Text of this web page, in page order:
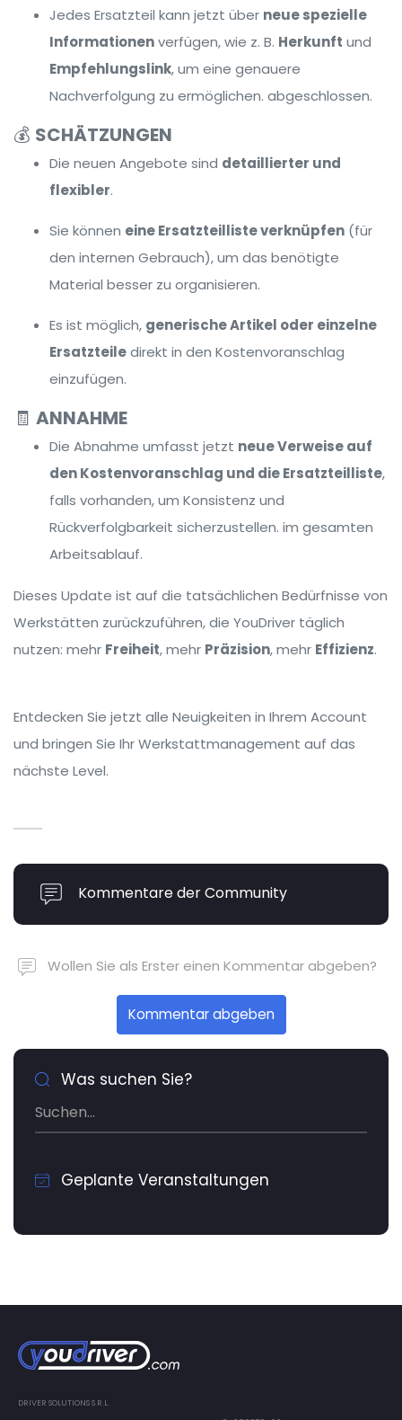
Jedes Ersatzteil kann jetzt über neue spezielle
Informationenverfügen, wie z. B. Herkunft und
Empfehlungslink, um eine genauere
Nachverfolgung zu ermöglichen. abgeschlossen.
💰 SCHÄTZUNGEN
Die neuen Angebote sind detaillierter und
flexibler.
Sie können eine Ersatzteilliste verknüpfen (für
den internen Gebrauch), um das benötigte
Material besser zu organisieren.
Es ist möglich, generische Artikel oder einzelne
Ersatzteiledirekt in den Kostenvoranschlag
einzufügen.
🧾 ANNAHME
Die Abnahme umfasst jetzt neue Verweise auf
den Kostenvoranschlag und die Ersatzteilliste,
falls vorhanden, um Konsistenz und
Rückverfolgbarkeit sicherzustellen. im gesamten
Arbeitsablauf.
Dieses Update ist auf die tatsächlichen Bedürfnisse von
Werkstätten zurückzuführen, die YouDriver täglich
nutzen: mehr Freiheit, mehr Präzision, mehr Effizienz.
Entdecken Sie jetzt alle Neuigkeiten in Ihrem Account
und bringen Sie Ihr Werkstattmanagement auf das
nächste Level.
Kommentare der Community
Wollen Sie als Erster einen Kommentar abgeben?
Kommentar abgeben
Was suchen Sie?
Geplante Veranstaltungen
DRIVER SOLUTIONS S.R.L.